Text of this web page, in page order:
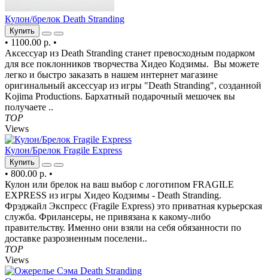
Кулон/брелок Death Stranding
Купить
• 1100.00 р. •
Аксессуар из Death Stranding станет превосходным подарком
для все поклонников творчества Хидео Кодзимы. Вы можете
легко и быстро заказать в нашем интернет магазине
оригинальный аксессуар из игры "Death Stranding", созданной
Kojima Productions. Бархатный подарочный мешочек вы
получаете ..
TOP
Views
Кулон/Брелок Fragile Express
Купить
• 800.00 р. •
Кулон или брелок на ваш выбор с логотипом FRAGILE
EXPRESS из игры Хидео Кодзимы - Death Stranding.
Фрэджайл Экспресс (Fragile Express) это приватная курьерская
служба. Фрилансеры, не привязана к какому-либо
правительству. Именно они взяли на себя обязанности по
доставке разрозненным поселени..
TOP
Views